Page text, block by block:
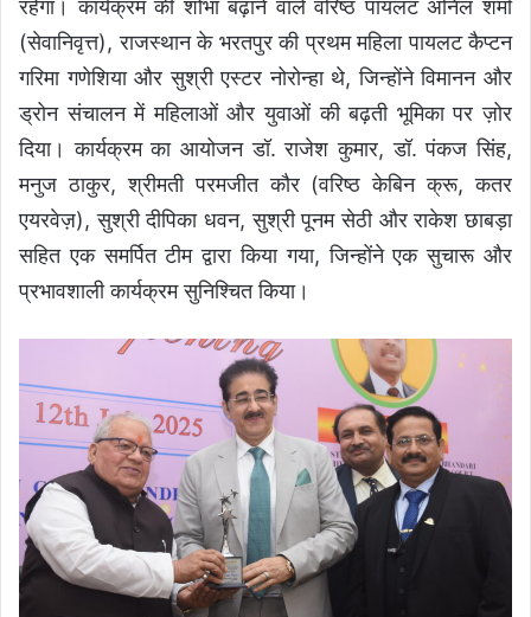
रहेगा। कार्यक्रम की शोभा बढ़ाने वाले वरिष्ठ पायलट अनिल शर्मा
(सेवानिवृत्त), राजस्थान के भरतपुर की प्रथम महिला पायलट कैप्टन
गरिमा गणेशिया और सुश्री एस्टर नोरोन्हा थे, जिन्होंने विमानन और
ड्रोन संचालन में महिलाओं और युवाओं की बढ़ती भूमिका पर ज़ोर
दिया। कार्यक्रम का आयोजन डॉ. राजेश कुमार, डॉ. पंकज सिंह,
मनुज ठाकुर, श्रीमती परमजीत कौर (वरिष्ठ केबिन क्रू, कतर
एयरवेज़), सुश्री दीपिका धवन, सुश्री पूनम सेठी और राकेश छाबड़ा
सहित एक समर्पित टीम द्वारा किया गया, जिन्होंने एक सुचारू और
प्रभावशाली कार्यक्रम सुनिश्चित किया।